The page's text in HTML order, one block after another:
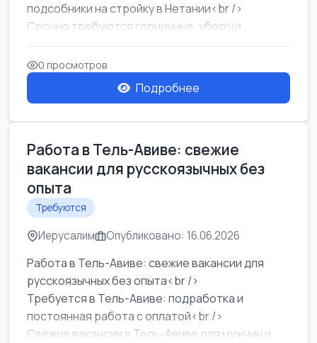
подсобники на стройку в Нетании<br />
Срочно требуются горничные, уборщи...
0 просмотров
Подробнее
Работа в Тель-Авиве: свежие
вакансии для русскоязычных без
опыта
Требуются
Иерусалим Опубликовано: 16.06.2026
Работа в Тель-Авиве: свежие вакансии для
русскоязычных без опыта<br />
Требуется в Тель-Авиве: подработка и
постоянная работа с оплатой<br />
Свежие вакансии в Тель-Авиве для мужчин и